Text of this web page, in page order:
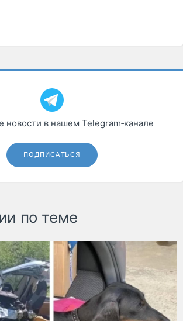
новости в нашем Telegram‑канале
ПОДПИСАТЬСЯ
по теме